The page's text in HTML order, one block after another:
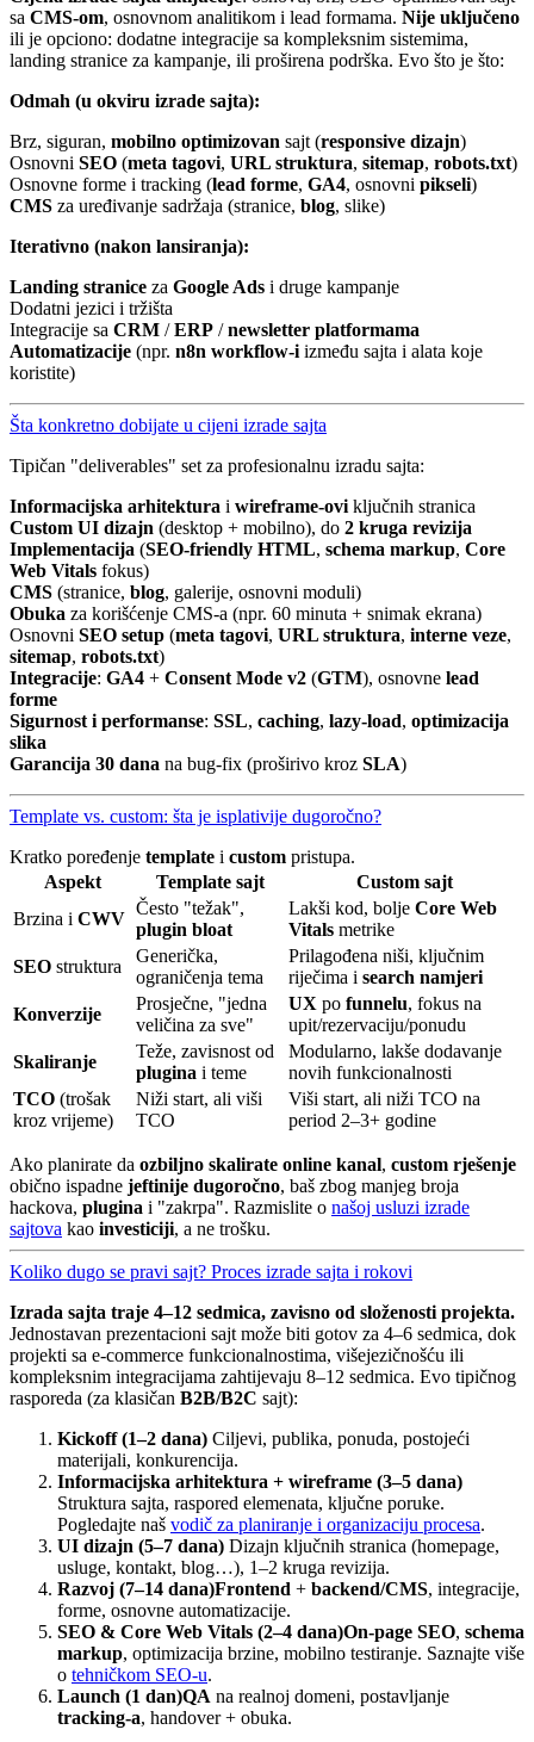
sa CMS-om, osnovnom analitikom i lead formama. Nije uključeno
ili je opciono: dodatne integracije sa kompleksnim sistemima,
landing stranice za kampanje, ili proširena podrška. Evo što je što:
Odmah (u okviru izrade sajta):
Brz, siguran, mobilno optimizovan sajt (responsive dizajn)
Osnovni SEO (meta tagovi, URL struktura, sitemap, robots.txt)
Osnovne forme i tracking (lead forme, GA4, osnovni pikseli)
CMS za uređivanje sadržaja (stranice, blog, slike)
Iterativno (nakon lansiranja):
Landing stranice za Google Ads i druge kampanje
Dodatni jezici i tržišta
Integracije sa CRM /ERP /newsletter platformama
Automatizacije (npr. n8n workflow-i između sajta i alata koje
koristite)
Šta konkretno dobijate u cijeni izrade sajta
Tipičan "deliverables" set za profesionalnu izradu sajta:
Informacijska arhitektura i wireframe-ovi ključnih stranica
Custom UI dizajn (desktop + mobilno), do 2 kruga revizija
Implementacija (SEO-friendly HTML, schema markup, Core
Web Vitals fokus)
CMS (stranice, blog, galerije, osnovni moduli)
Obuka za korišćenje CMS-a (npr. 60 minuta + snimak ekrana)
Osnovni SEO setup (meta tagovi, URL struktura, interne veze,
sitemap, robots.txt)
Integracije: GA4 + Consent Mode v2 (GTM), osnovne lead
forme
Sigurnost i performanse: SSL, caching, lazy-load, optimizacija
slika
Garancija 30 dana na bug-fix (proširivo kroz SLA)
Template vs. custom: šta je isplativije dugoročno?
Kratko poređenje template i custom pristupa.
Aspekt
Template sajt
Custom sajt
Brzina i CWV
Često "težak",
plugin bloat
Lakši kod, bolje Core Web
Vitals metrike
SEO struktura
Generička,
ograničenja tema
Prilagođena niši, ključnim
riječima i search namjeri
Konverzije
Prosječne, "jedna
veličina za sve"
UX po funnelu, fokus na
upit/rezervaciju/ponudu
Skaliranje
Teže, zavisnost od
plugina i teme
Modularno, lakše dodavanje
novih funkcionalnosti
TCO (trošak
kroz vrijeme)
Niži start, ali viši
TCO
Viši start, ali niži TCO na
period 2–3+ godine
Ako planirate da ozbiljno skalirate online kanal, custom rješenje
obično ispadne jeftinije dugoročno, baš zbog manjeg broja
hackova, plugina i "zakrpa". Razmislite o našoj usluzi izrade
sajtova kao investiciji, a ne trošku.
Koliko dugo se pravi sajt? Proces izrade sajta i rokovi
Izrada sajta traje 4–12 sedmica, zavisno od složenosti projekta.
Jednostavan prezentacioni sajt može biti gotov za 4–6 sedmica, dok
projekti sa e-commerce funkcionalnostima, višejezičnošću ili
kompleksnim integracijama zahtijevaju 8–12 sedmica. Evo tipičnog
rasporeda (za klasičan B2B/B2C sajt):
Kickoff (1–2 dana) Ciljevi, publika, ponuda, postojeći
materijali, konkurencija.
Informacijska arhitektura + wireframe (3–5 dana)
Struktura sajta, raspored elemenata, ključne poruke.
Pogledajte naš vodič za planiranje i organizaciju procesa.
UI dizajn (5–7 dana) Dizajn ključnih stranica (homepage,
usluge, kontakt, blog…), 1–2 kruga revizija.
Razvoj (7–14 dana)Frontend + backend/CMS, integracije,
forme, osnovne automatizacije.
SEO & Core Web Vitals (2–4 dana)On-page SEO, schema
markup, optimizacija brzine, mobilno testiranje. Saznajte više
o tehničkom SEO-u.
Launch (1 dan)QA na realnoj domeni, postavljanje
tracking-a, handover + obuka.